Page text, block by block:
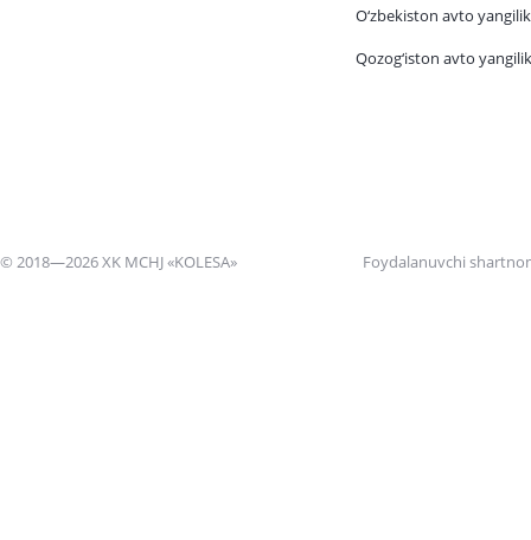
O‘zbekiston avto
Qozog‘iston avto
© 2018—2026 XK MCHJ «KOLESA» Foydalanuvchi